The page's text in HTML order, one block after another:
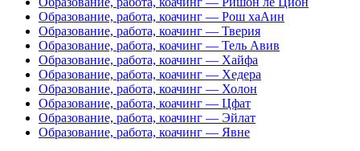
Образование, работа, коачинг — Рош хаАин
Образование, работа, коачинг — Тверия
Образование, работа, коачинг — Тель Авив
Образование, работа, коачинг — Хайфа
Образование, работа, коачинг — Хедера
Образование, работа, коачинг — Холон
Образование, работа, коачинг — Цфат
Образование, работа, коачинг — Эйлат
Образование, работа, коачинг — Явне